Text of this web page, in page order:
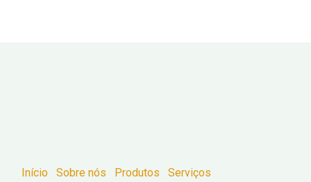
Início Sobre nós Produtos
Serviços